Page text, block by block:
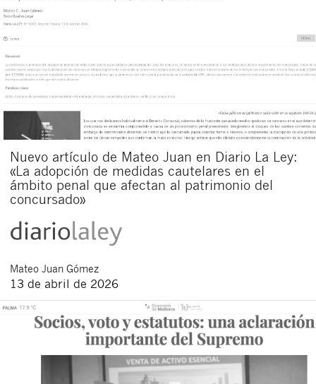
Nuevo artículo de Mateo Juan en Diario La Ley:
«La adopción de medidas cautelares en el
ámbito penal que afectan al patrimonio del
concursado»
Mateo Juan Gómez
13 de abril de 2026